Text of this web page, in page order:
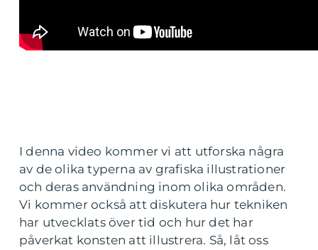
I denna video kommer vi att utforska några
av de olika typerna av grafiska illustrationer
och deras användning inom olika områden.
Vi kommer också att diskutera hur tekniken
har utvecklats över tid och hur det har
påverkat konsten att illustrera. Så, låt oss